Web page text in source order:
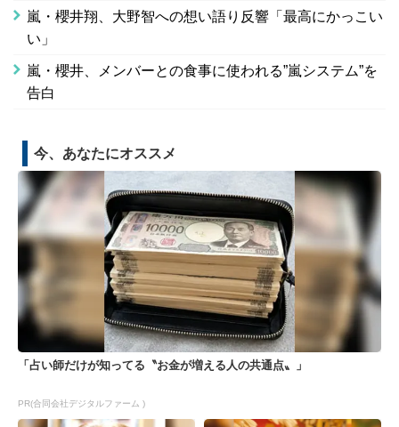
嵐・櫻井翔、大野智への想い語り反響「最高にかっこい
い」
嵐・櫻井、メンバーとの食事に使われる”嵐システム”を
告白
今、あなたにオススメ
「占い師だけが知ってる〝お金が増える人の共通点〟」
PR(合同会社デジタルファーム )